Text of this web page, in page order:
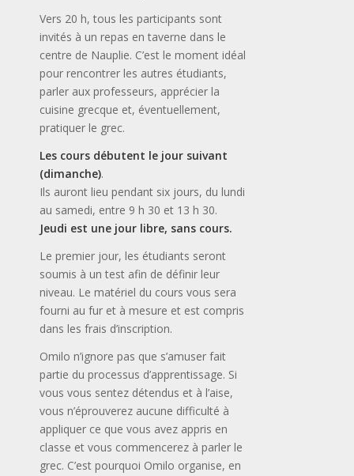
Vers 20 h, tous les participants sont
invités à un repas en taverne dans le
centre de Nauplie. C’est le moment idéal
pour rencontrer les autres étudiants,
parler aux professeurs, apprécier la
cuisine grecque et, éventuellement,
pratiquer le grec.
Les cours débutent le jour suivant
(dimanche).
Ils auront lieu pendant six jours, du lundi
au samedi, entre 9 h 30 et 13 h 30.
Jeudi est une jour libre, sans cours.
Le premier jour, les étudiants seront
soumis à un test afin de définir leur
niveau. Le matériel du cours vous sera
fourni au fur et à mesure et est compris
dans les frais d’inscription.
Omilo n’ignore pas que s’amuser fait
partie du processus d’apprentissage. Si
vous vous sentez détendus et à l’aise,
vous n’éprouverez aucune difficulté à
appliquer ce que vous avez appris en
classe et vous commencerez à parler le
grec. C’est pourquoi Omilo organise, en